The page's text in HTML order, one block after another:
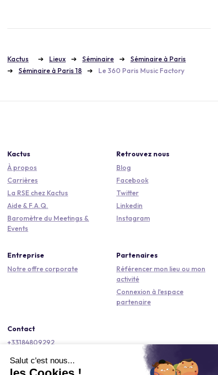
Kactus Lieux Séminaire
Séminaire à Paris
Séminaire à Paris 18
Le 360 Paris Music Factory
Kactus
À propos
Carrières
La RSE chez Kactus
Aide & F.A.Q.
Baromètre du Meetings &
Events
Retrouvez nous
Blog
Facebook
Twitter
Linkedin
Instagram
Entreprise
Notre offre corporate
Partenaires
Référencer mon lieu ou mon
activité
Connexion à l'espace
partenaire
Contact
+33184809292